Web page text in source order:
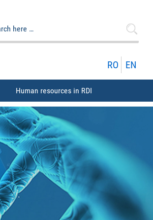
RO EN
Human resources in RDI